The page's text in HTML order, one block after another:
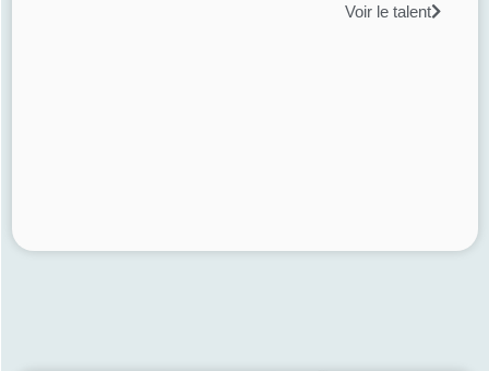
Voir le talent